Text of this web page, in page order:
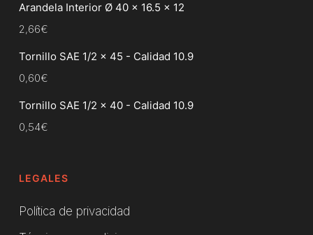
Arandela Interior Ø 40 x 16.5 x 12
2,66€
Tornillo SAE 1/2 x 45 - Calidad 10.9
0,60€
Tornillo SAE 1/2 x 40 - Calidad 10.9
0,54€
LEGALES
Política de privacidad